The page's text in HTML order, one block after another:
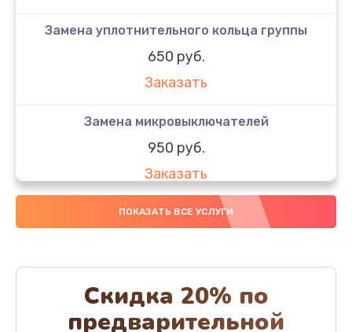
Замена уплотнительного кольца группы
650 руб.
Заказать
Замена микровыключателей
950 руб.
Заказать
Декофенация
Заказать
Ремонт капучинатора
ПОКАЗАТЬ ВСЕ УСЛУГИ
Скидка 20% по
предварительной